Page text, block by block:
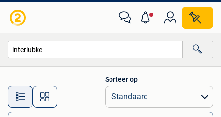
Alle afstanden…
Sorteer op